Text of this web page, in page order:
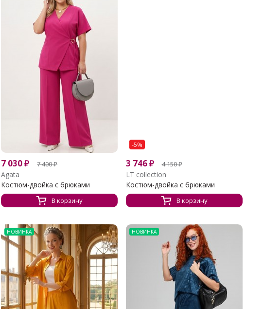
7 030₽ 7 400₽
Agata
Костюм-двойка с брюками
В корзину
-5%
3 746₽ 4 150₽
LT collection
Костюм-двойка с брюками
В корзину
НОВИНКА НОВИНКА